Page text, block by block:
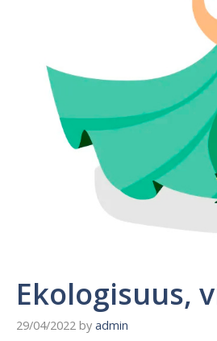
Ekologisuus,
29/04/2022 by admin